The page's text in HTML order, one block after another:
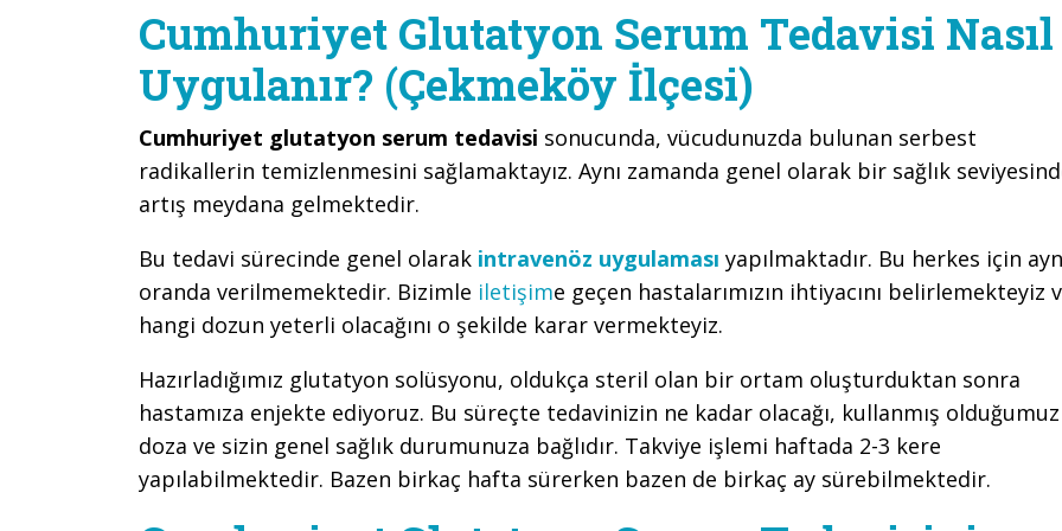
Cumhuriyet Glutatyon Serum Tedavisi Nasıl
Uygulanır? (Çekmeköy İlçesi)
Cumhuriyet glutatyon serum tedavisi sonucunda, vücudunuzda bulunan serbest
radikallerin temizlenmesini sağlamaktayız. Aynı zamanda genel olarak bir sağlık
artış meydana gelmektedir.
Bu tedavi sürecinde genel olarak intravenöz uygulaması yapılmaktadır. Bu herkes için
oranda verilmemektedir. Bizimle iletişime geçen hastalarımızın ihtiyacını belirlemekteyiz
hangi dozun yeterli olacağını o şekilde karar vermekteyiz.
Hazırladığımız glutatyon solüsyonu, oldukça steril olan bir ortam oluşturduktan sonra
hastamıza enjekte ediyoruz. Bu süreçte tedavinizin ne kadar olacağı, kullanmış olduğumuz
doza ve sizin genel sağlık durumunuza bağlıdır. Takviye işlemi haftada 2-3 kere
yapılabilmektedir. Bazen birkaç hafta sürerken bazen de birkaç ay sürebilmektedir.